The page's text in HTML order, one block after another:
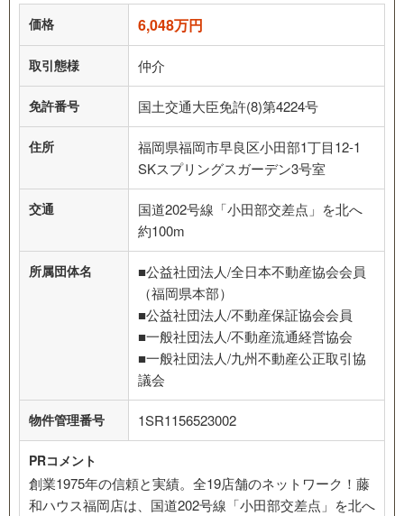
価格 6,048万円
取引態様 仲介
免許番号 国土交通大臣免許(8)第4224号
住所
福岡県福岡市早良区小田部1丁目12-1
SKスプリングスガーデン3号室
交通
国道202号線「小田部交差点」を北へ
約100m
所属団体名
■公益社団法人/全日本不動産協会会員
（福岡県本部）
■公益社団法人/不動産保証協会会員
■一般社団法人/不動産流通経営協会
■一般社団法人/九州不動産公正取引協
議会
物件管理番号 1SR1156523002
PRコメント
創業1975年の信頼と実績。全19店舗のネットワーク！藤
和ハウス福岡店は、国道202号線「小田部交差点」を北へ